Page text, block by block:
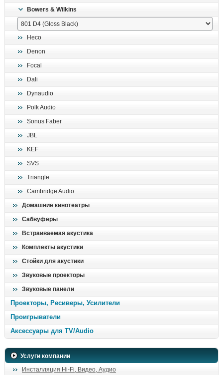
отопительные котлы
дом, сад, стройка
Bowers & Wilkins
Heco
Denon
Focal
Dali
Dynaudio
Polk Audio
Sonus Faber
JBL
KEF
SVS
Triangle
Cambridge Audio
Домашние кинотеатры
Сабвуферы
Встраиваемая акустика
Комплекты акустики
Стойки для акустики
Звуковые проекторы
Звуковые панели
Проекторы, Ресиверы, Усилители
Проигрыватели
Аксессуары для TV/Audio
Услуги компании
Инсталляция Hi-Fi, Видео, Аудио